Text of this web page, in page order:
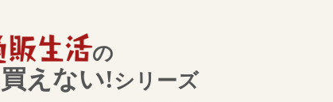
の
えない!シリーズ